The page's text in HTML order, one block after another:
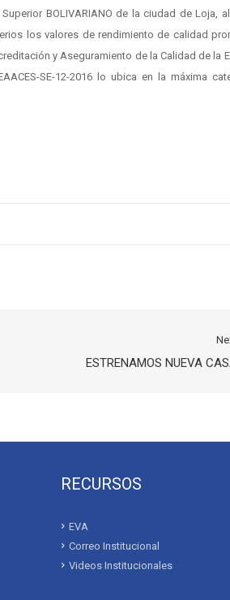
BOLIVARIANO de la ciudad de Loja,
los valores de rendimiento de calidad
y Aseguramiento de la Calidad de la
SE-12-2016 lo ubica en la máxima
ESTRENAMOS NUEVA
RECURSOS
EVA
Correo Institucional
Videos Institucionales